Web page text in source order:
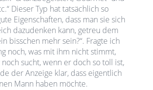
Dieser Typ hat tatsächlich so
Eigenschaften, dass man sie sich
dazudenken kann, getreu dem
bisschen mehr sein?“. Fragte ich
noch, was mit ihm nicht stimmt,
sucht, wenn er doch so toll ist,
der Anzeige klar, dass eigentlich
Mann haben möchte.